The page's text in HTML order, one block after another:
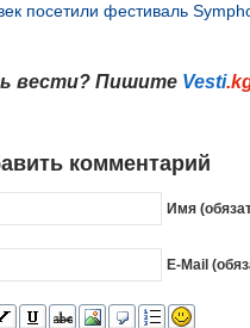
посетили фестиваль
вести? Пишите Vesti
комментарий
Имя
E-Mail